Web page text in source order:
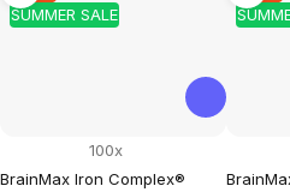
SUMMER SALE
BrainMax Iron Complex®
100x